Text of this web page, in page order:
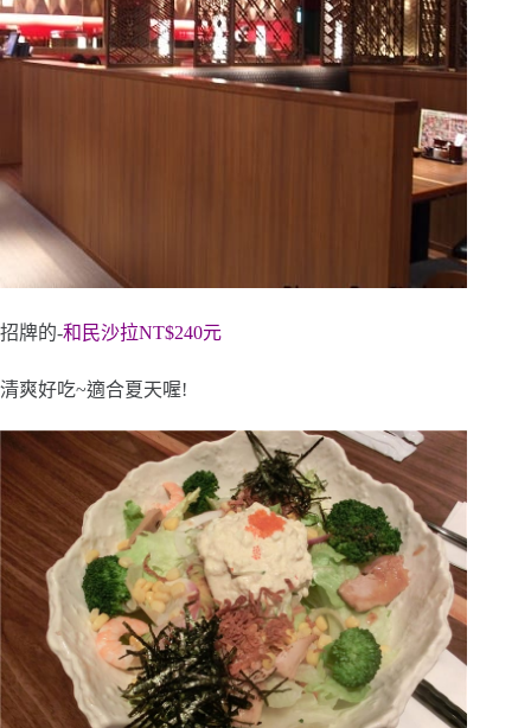
招牌的-和民沙拉NT$240元
清爽好吃~適合夏天喔!